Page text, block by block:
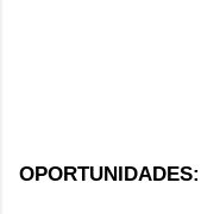
OPORTUNIDADES: